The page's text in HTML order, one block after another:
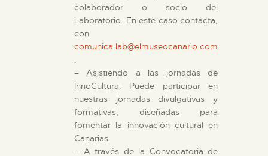
colaborador o socio del
Laboratorio. En este caso contacta,
con
comunica.lab@elmuseocanario.com
.
– Asistiendo a las jornadas de
InnoCultura: Puede participar en
nuestras jornadas divulgativas y
formativas, diseñadas para
fomentar la innovación cultural en
Canarias.
– A través de la Convocatoria de